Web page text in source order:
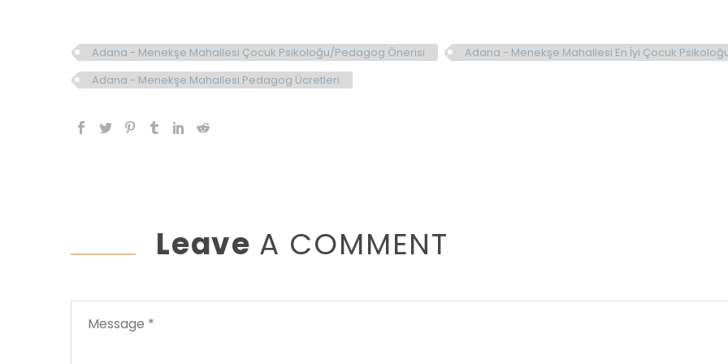
Adana - Menekşe Mahallesi Çocuk Psikoloğu/Pedagog Önerisi
Adana - Menekşe Mahallesi En İyi Çocuk
Adana - Menekşe Mahallesi Pedagog Ücretleri
Leave A COMMENT